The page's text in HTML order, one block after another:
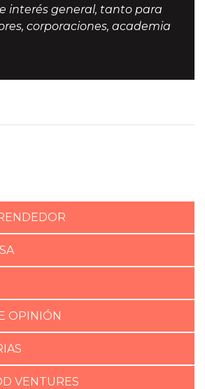
interés general, tanto para
corporaciones, academia
OPINIÓN
VENTURES